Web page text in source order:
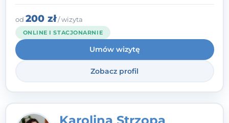
natłoku myśli, obniżonego nastroju,
wypalenia czy kryzysu, a także po prostu
chcą lepiej poznać siebie.
od 200 zł/ wizyta
ONLINE I STACJONARNIE
Umów wizytę
Zobacz profil